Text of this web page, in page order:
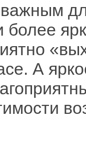
более
А